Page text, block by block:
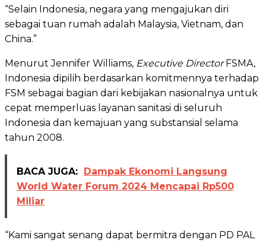
“Selain Indonesia, negara yang mengajukan diri
sebagai tuan rumah adalah Malaysia, Vietnam, dan
China.”
Menurut Jennifer Williams, Executive DirectorFSMA,
Indonesia dipilih berdasarkan komitmennya terhadap
FSM sebagai bagian dari kebijakan nasionalnya untuk
cepat memperluas layanan sanitasi di seluruh
Indonesia dan kemajuan yang substansial selama
tahun 2008.
BACA JUGA: Dampak Ekonomi Langsung
World Water Forum 2024 Mencapai Rp500
Miliar
“Kami sangat senang dapat bermitra dengan PD PAL